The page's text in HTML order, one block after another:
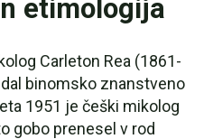
etimologija
Carleton Rea (1861-
binomsko znanstveno
1951 je češki mikolog
gobo prenesel v rod